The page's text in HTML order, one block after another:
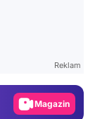
Reklam
Magazin
Video